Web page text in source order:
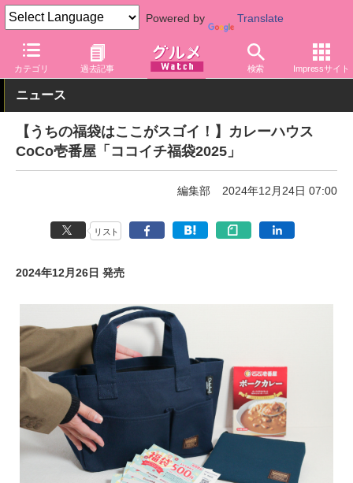
Powered by Translate
カテゴリ 過去記事 検索 Impressサイト
グルメ Watch 関連商品 グッズ バッグ・ポーチ
ニュース
【うちの福袋はここがスゴイ！】カレーハウス
CoCo壱番屋「ココイチ福袋2025」
編集部 2024年12月24日 07:00
リスト
2024年12月26日 発売